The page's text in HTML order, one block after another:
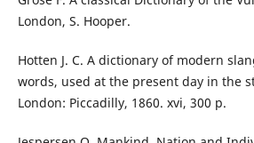
London, S. Hooper.
Hotten J. C. A dictionary of modern
words, used at the present day in the
London: Piccadilly, 1860. xvi, 300 p.